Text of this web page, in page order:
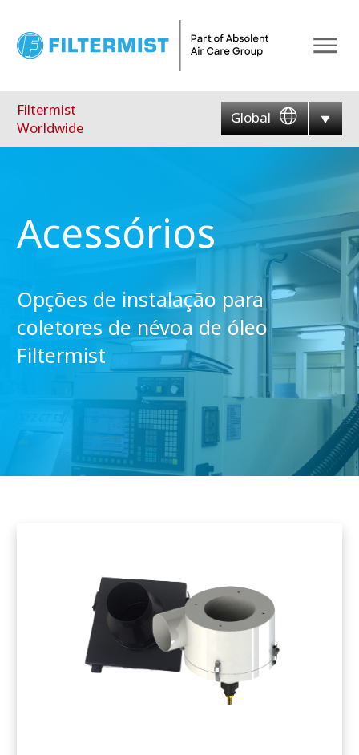
Filtermist
Worldwide
Global
Acessórios
Opções de instalação para
coletores de névoa de óleo
Filtermist